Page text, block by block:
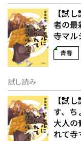
【試
者の
寺マル
青春
試し読み
【試
す、ち
大人
れて寺